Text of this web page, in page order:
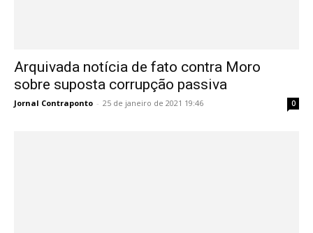
Arquivada notícia de fato contra Moro
sobre suposta corrupção passiva
Jornal Contraponto - 25 de janeiro de 2021 19:46 0